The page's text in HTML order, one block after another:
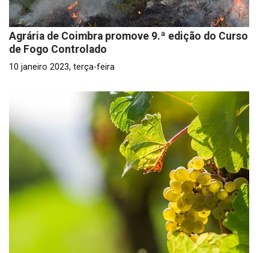
Agrária de Coimbra promove 9.ª edição do Curso
de Fogo Controlado
10 janeiro 2023, terça-feira